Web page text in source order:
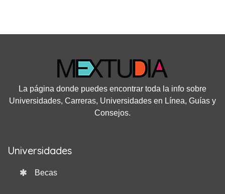
La página donde puedes encontrar toda la info sobre
Universidades, Carreras, Universidades en Línea, Guías y
Consejos.
Universidades
Becas